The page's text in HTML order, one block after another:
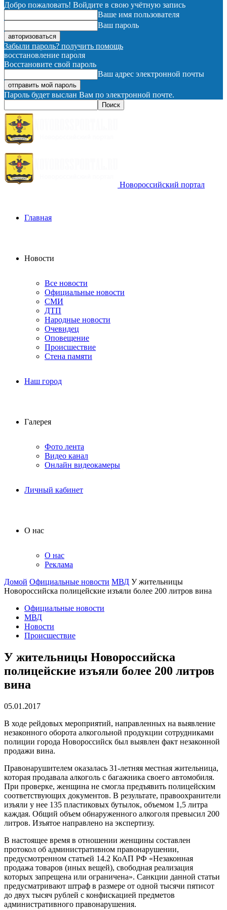
Добро пожаловать! Войдите в свою учётную запись
Ваше имя пользователя
Ваш пароль
Забыли пароль? получить помощь
восстановление пароля
Восстановите свой пароль
Ваш адрес электронной почты
Пароль будет выслан Вам по электронной почте.
Новороссийский портал
Главная
Новости
Все новости
Официальные новости
СМИ
ДТП
Народные новости
Очевидец
Оповещение
Происшествие
Стена памяти
Наш город
Галерея
Фото лента
Видео канал
Онлайн видеокамеры
Личный кабинет
О нас
О нас
Реклама
Домой Официальные новости МВД У жительницы
Новороссийска полицейские изъяли более 200 литров вина
Официальные новости
МВД
Новости
Происшествие
У жительницы Новороссийска
полицейские изъяли более 200 литров
вина
05.01.2017
В ходе рейдовых мероприятий, направленных на выявление
незаконного оборота алкогольной продукции сотрудниками
полиции города Новороссийск был выявлен факт незаконной
продажи вина.
Правонарушителем оказалась 31-летняя местная жительница,
которая продавала алкоголь с багажника своего автомобиля.
При проверке, женщина не смогла предъявить полицейским
соответствующих документов. В результате, правоохранители
изъяли у нее 135 пластиковых бутылок, объемом 1,5 литра
каждая. Общий объем обнаруженного алкоголя превысил 200
литров. Изъятое направлено на экспертизу.
В настоящее время в отношении женщины составлен
протокол об административном правонарушении,
предусмотренном статьей 14.2 КоАП РФ «Незаконная
продажа товаров (иных вещей), свободная реализация
которых запрещена или ограничена». Санкции данной статьи
предусматривают штраф в размере от одной тысячи пятисот
до двух тысяч рублей с конфискацией предметов
административного правонарушения.